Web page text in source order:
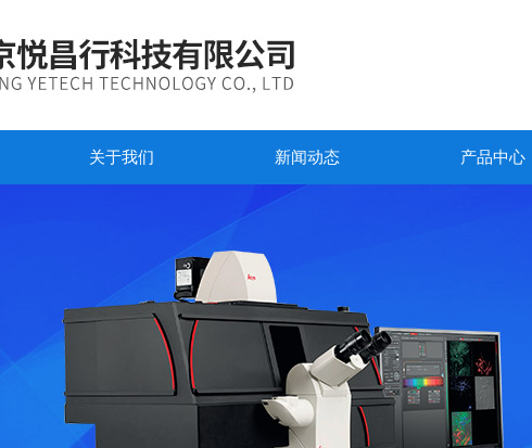
关于我们 新闻动态 产品中心